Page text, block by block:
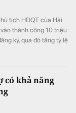
tịch HĐQT của Hải
thành công 10 triệu
ký, qua đó tăng tỷ lệ
có khả năng